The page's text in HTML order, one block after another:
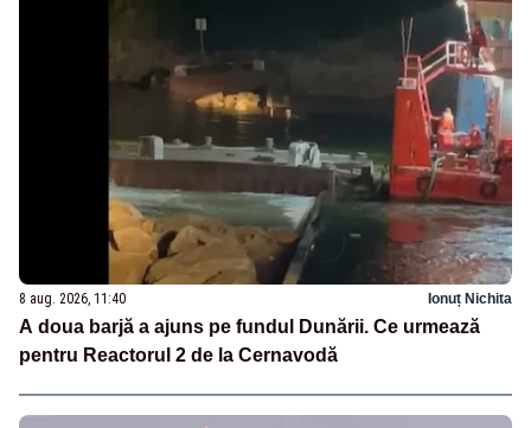
8 aug. 2026, 11:40 Ionuț Nichita
A doua barjă a ajuns pe fundul Dunării. Ce urmează
pentru Reactorul 2 de la Cernavodă